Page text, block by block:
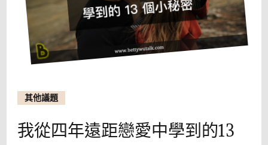
其他議題
我從四年遠距戀愛中學到的13